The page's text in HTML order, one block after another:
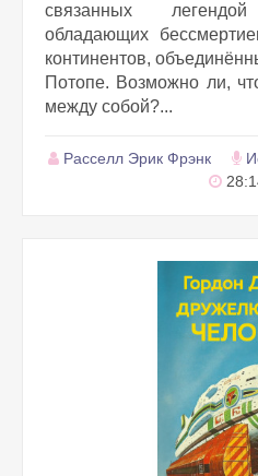
связанных
обладающих
континентов,
Потопе. Возможно ли,
между собой?...
Расселл Эрик Фрэнк